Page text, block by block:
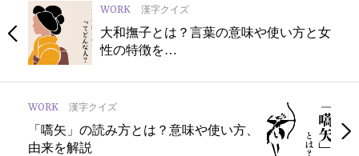
WORK 漢字クイズ
大和撫子とは？言葉の意味や使い方と女
性の特徴を…
WORK 漢字クイズ
「嚆矢」の読み方とは？意味や使い方、
由来を解説